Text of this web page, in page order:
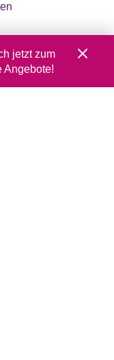
jetzt zum
Angebote!